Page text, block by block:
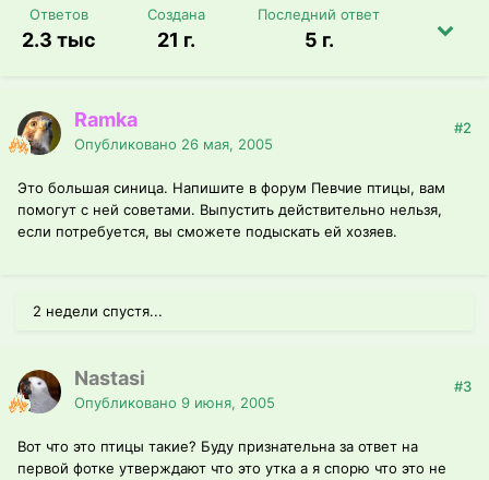
Ответов
2.3 тыс
Создана
21 г.
Последний ответ
5 г.
Ramka
Опубликовано 26 мая, 2005
#2
Это большая синица. Напишите в форум Певчие птицы, вам
помогут с ней советами. Выпустить действительно нельзя,
если потребуется, вы сможете подыскать ей хозяев.
2 недели спустя...
Nastasi
Опубликовано 9 июня, 2005
#3
Вот что это птицы такие? Буду признательна за ответ на
первой фотке утверждают что это утка а я спорю что это не